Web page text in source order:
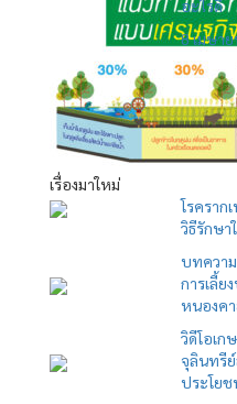
อะไรดี
8 เมษา
เรื่องมาใหม่
โรคราก
วิธีรักษา
บทควา
การเลี้ย
หนองค
วิดีโอเก
จุลินทรีย์
ประโยช